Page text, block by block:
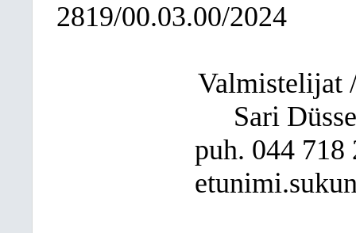
2819/00.03.00/2024
Valmistelijat
Sari
puh. 044 718